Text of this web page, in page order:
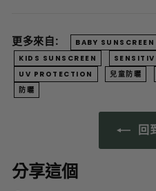
更多來自: BABY SUNSCREEN
KIDS SUNSCREEN
UV PROTECTION
兒童防曬
防曬
回
分享這個